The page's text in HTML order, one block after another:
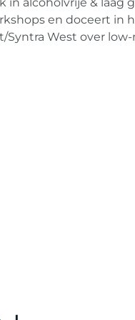
en doceert in
West over low-